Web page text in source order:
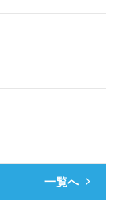
一覧へ